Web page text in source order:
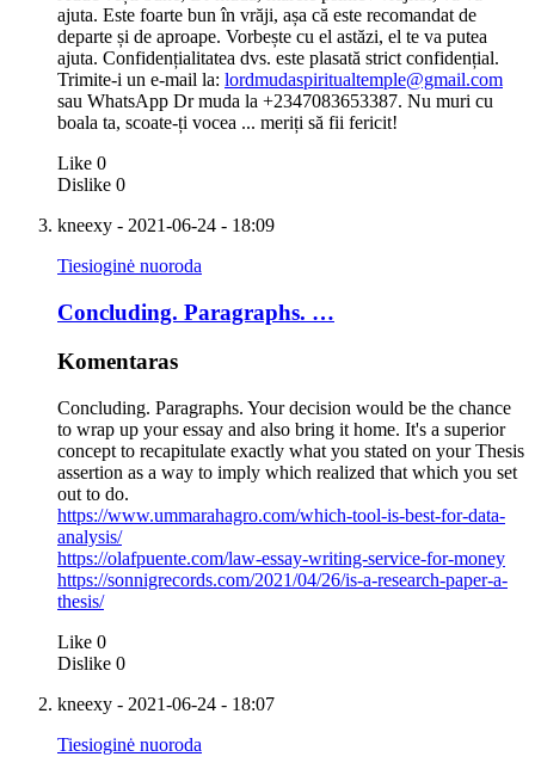
ajuta. Este foarte bun în vrăji, așa că este recomandat de
departe și de aproape. Vorbește cu el astăzi, el te va putea
ajuta. Confidențialitatea dvs. este plasată strict confidențial.
Trimite-i un e-mail la: lordmudaspiritualtemple@gmail.com
sau WhatsApp Dr muda la +2347083653387. Nu muri cu
boala ta, scoate-ți vocea ... meriți să fii fericit!
Like 0
Dislike 0
kneexy - 2021-06-24 - 18:09
Tiesioginė nuoroda
Concluding. Paragraphs. …
Komentaras
Concluding. Paragraphs. Your decision would be the chance
to wrap up your essay and also bring it home. It's a superior
concept to recapitulate exactly what you stated on your Thesis
assertion as a way to imply which realized that which you set
out to do.
https://www.ummarahagro.com/which-tool-is-best-for-data-
analysis/
https://olafpuente.com/law-essay-writing-service-for-money
https://sonnigrecords.com/2021/04/26/is-a-research-paper-a-
thesis/
Like 0
Dislike 0
kneexy - 2021-06-24 - 18:07
Tiesioginė nuoroda